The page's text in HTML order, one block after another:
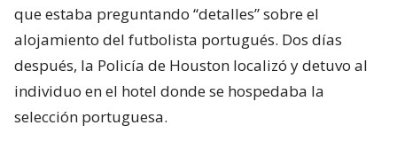
que estaba preguntando “detalles” sobre el
alojamiento del futbolista portugués. Dos días
después, la Policía de Houston localizó y detuvo al
individuo en el hotel donde se hospedaba la
selección portuguesa.